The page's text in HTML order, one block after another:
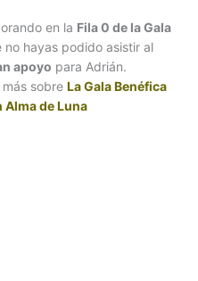
en la Fila 0 de la Gala
no hayas podido asistir al
apoyo para Adrián.
sobre La Gala Benéfica
Alma de Luna